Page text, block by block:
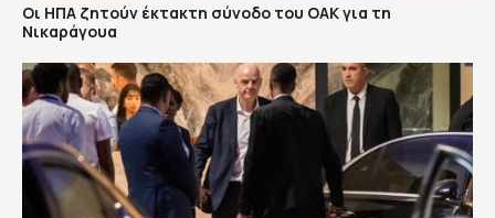
Οι ΗΠΑ ζητούν έκτακτη σύνοδο του ΟΑΚ για τη
Νικαράγουα